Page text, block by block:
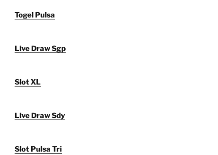
Togel Pulsa
Live Draw Sgp
Slot XL
Live Draw Sdy
Slot Pulsa Tri